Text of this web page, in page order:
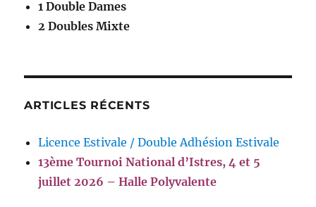
1 Double Dames
2 Doubles Mixte
ARTICLES RÉCENTS
Licence Estivale / Double Adhésion Estivale
13ème Tournoi National d’Istres, 4 et 5
juillet 2026 – Halle Polyvalente